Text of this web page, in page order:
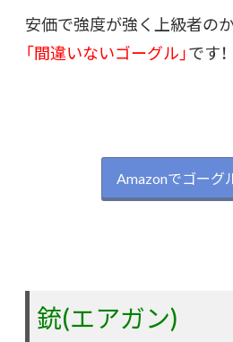
安価で強度が強く上級者の
「間違いないゴーグル」です！
Amazonでゴーグ
銃(エアガン)